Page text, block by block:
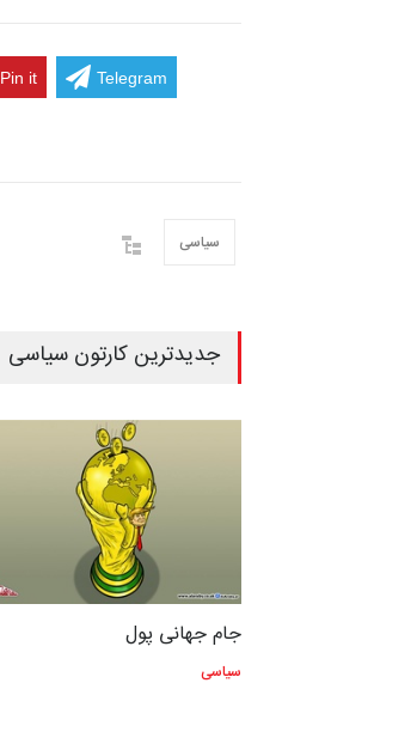
Pin it Telegram
سیاسی
جدیدترین کارتون سیاسی
جام جهانی پول
سیاسی